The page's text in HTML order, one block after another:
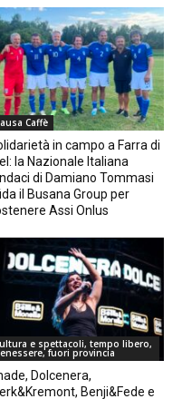
Caffè
in campo a Farra di
la Nazionale Italiana
di Damiano Tommasi
il Busana Group per
Assi Onlus
e spettacoli, tempo libero,
fuori provincia
Dolcenera,
Benji&Fede e